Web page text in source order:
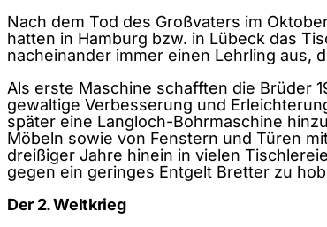
Nach dem Tod des Großvaters im
hatten in Hamburg bzw. in Lübeck das
nacheinander immer einen Lehrling aus,
Als erste Maschine schafften die Brüder
gewaltige Verbesserung und
später eine Langloch-Bohrmaschine
Möbeln sowie von Fenstern und Türen
dreißiger Jahre hinein in vielen
gegen ein geringes Entgelt Bretter zu
Der 2. Weltkrieg